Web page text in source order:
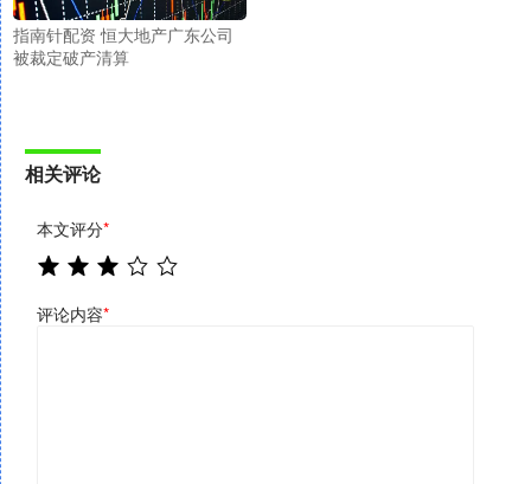
指南针配资 恒大地产广东公司
被裁定破产清算
相关评论
本文评分*
评论内容*